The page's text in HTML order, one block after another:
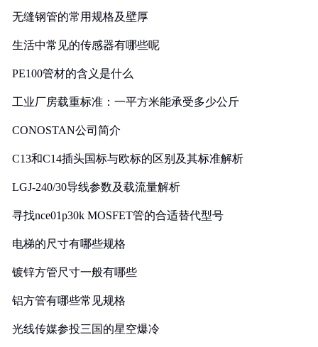
无缝钢管的常用规格及壁厚
生活中常见的传感器有哪些呢
PE100管材的含义是什么
工业厂房载重标准：一平方米能承受多少公斤
CONOSTAN公司简介
C13和C14插头国标与欧标的区别及其标准解析
LGJ-240/30导线参数及载流量解析
寻找nce01p30k MOSFET管的合适替代型号
电梯的尺寸有哪些规格
镀锌方管尺寸一般有哪些
铝方管有哪些常见规格
光线传媒参投三国的星空爆冷